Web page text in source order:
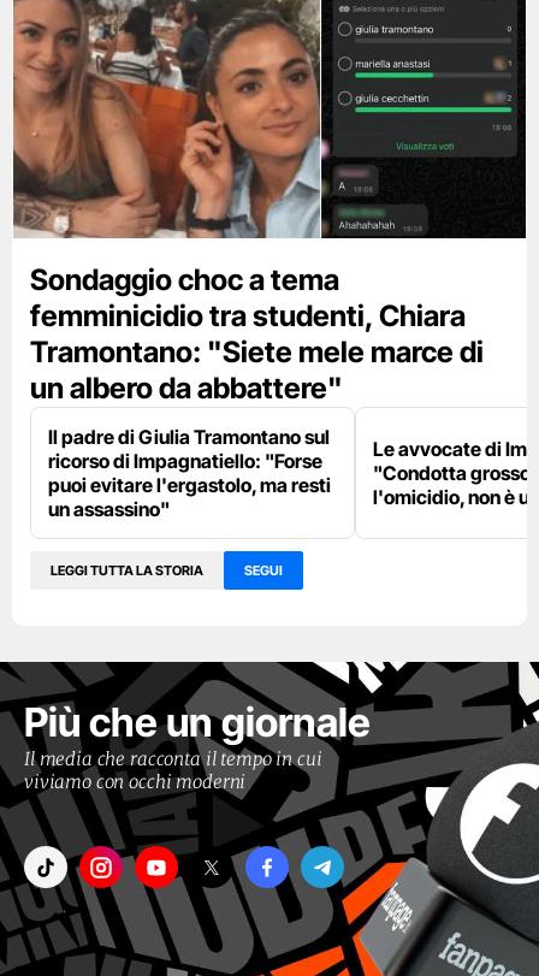
Sondaggio choc a tema
femminicidio tra studenti, Chiara
Tramontano: "Siete mele marce di
un albero da abbattere"
Il padre di Giulia Tramontano sul
ricorso di Impagnatiello: "Forse
puoi evitare l'ergastolo, ma resti
un assassino"
Le avvocate di
"Condotta
l'omicidio, non è
LEGGI TUTTA LA STORIA SEGUI
Più che un giornale
Il media che racconta il tempo in cui
viviamo con occhi moderni